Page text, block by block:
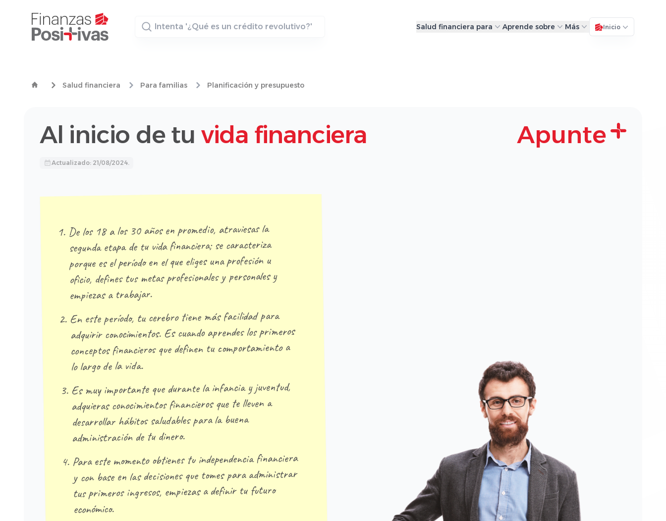
Buscador
Salud financiera para Aprende sobre Más Inicio
Salud financiera Para familias Planificación y presupuesto
Al inicio de tu vida financiera
Actualizado: 21/08/2024.
Apunte
De los 18 a los 30 años en promedio, atraviesas la
segunda etapa de tu vida financiera; se caracteriza
porque es el período en el que eliges una profesión u
oficio, defines tus metas profesionales y personales y
empiezas a trabajar.
En este período, tu cerebro tiene más facilidad para
adquirir conocimientos. Es cuando aprendes los primeros
conceptos financieros que definen tu comportamiento a
lo largo de la vida.
Es muy importante que durante la infancia y juventud,
adquieras conocimientos financieros que te lleven a
desarrollar hábitos saludables para la buena
administración de tu dinero.
Para este momento obtienes tu independencia financiera
y con base en las decisiones que tomes para administrar
tus primeros ingresos, empiezas a definir tu futuro
económico.